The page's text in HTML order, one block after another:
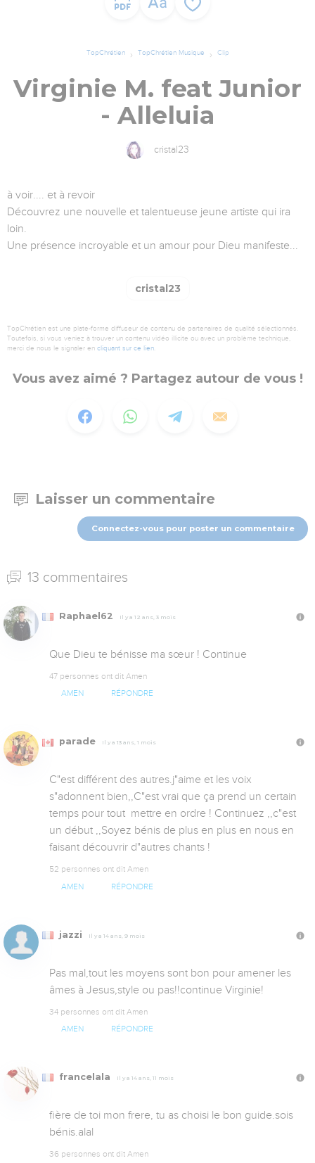
TopChrétien TopChrétien Musique Clip
Virginie M. feat Junior
- Alleluia
cristal23
à voir.... et à revoir
Découvrez une nouvelle et talentueuse jeune artiste qui ira
loin.
Une présence incroyable et un amour pour Dieu manifeste...
cristal23
TopChrétien est une plate-forme diffuseur de contenu de partenaires de qualité sélectionnés.
Toutefois, si vous veniez à trouver un contenu vidéo illicite ou avec un problème technique,
merci de nous le signaler en cliquant sur ce lien.
Vous avez aimé ? Partagez autour de vous !
Laisser un commentaire
Connectez-vous pour poster un commentaire
13 commentaires
Raphael62 Il y a 12 ans, 3 mois
Que Dieu te bénisse ma sœur ! Continue
47 personnes ont dit Amen
AMEN RÉPONDRE
parade Il y a 13 ans, 1 mois
C"est différent des autres.j"aime et les voix
s"adonnent bien,,C"est vrai que ça prend un certain
temps pour tout  mettre en ordre ! Continuez ,,c"est
un début ,,Soyez bénis de plus en plus en nous en
faisant découvrir d"autres chants !
52 personnes ont dit Amen
AMEN RÉPONDRE
jazzi Il y a 14 ans, 9 mois
Pas mal,tout les moyens sont bon pour amener les
âmes à Jesus,style ou pas!!continue Virginie!
34 personnes ont dit Amen
AMEN RÉPONDRE
francelala Il y a 14 ans, 11 mois
fière de toi mon frere, tu as choisi le bon guide.sois
bénis.alal
36 personnes ont dit Amen